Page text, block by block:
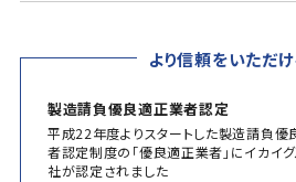
より信頼をいただ
製造請負優良適正業者認定
平成22年度よりスタートした製造請負優
者認定制度の「優良適正業者」にイカイ
社が認定されました